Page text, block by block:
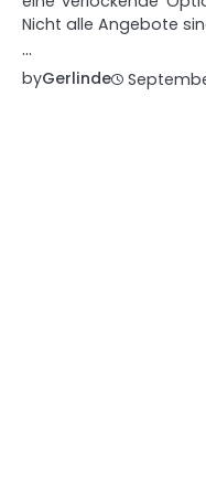
Nicht alle Angebote
…
byGerlinde